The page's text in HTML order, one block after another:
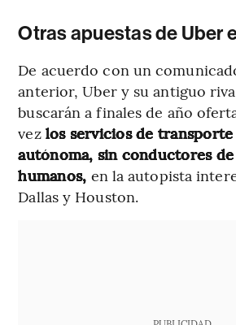
Otras apuestas de Uber
De acuerdo con un
anterior, Uber y su antiguo
buscarán a finales de año
vez los servicios de transporte
autónoma, sin conductores
humanos, en la autopista
Dallas y Houston.